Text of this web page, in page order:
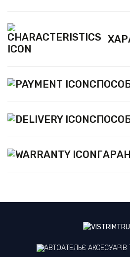
АВТОАТЕЛЬЄ АКСЕСУАРІВ